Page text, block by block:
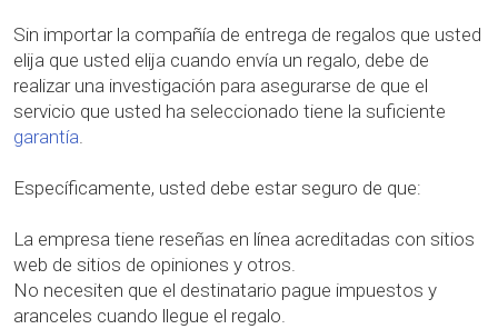
Sin importar la compañía de entrega de regalos que usted
elija que usted elija cuando envía un regalo, debe de
realizar una investigación para asegurarse de que el
servicio que usted ha seleccionado tiene la suficiente
garantía.
Específicamente, usted debe estar seguro de que:
La empresa tiene reseñas en línea acreditadas con sitios
web de sitios de opiniones y otros.
No necesiten que el destinatario pague impuestos y
aranceles cuando llegue el regalo.